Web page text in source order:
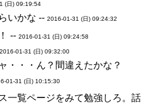
(日) 09:19:54
いかな -- 2016-01-31 (日) 09:24:32
-- 2016-01-31 (日) 09:24:58
2016-01-31 (日) 09:32:00
・・・ん？間違えたかな？
01-31 (日) 10:15:30
一覧ページをみて勉強しろ。話